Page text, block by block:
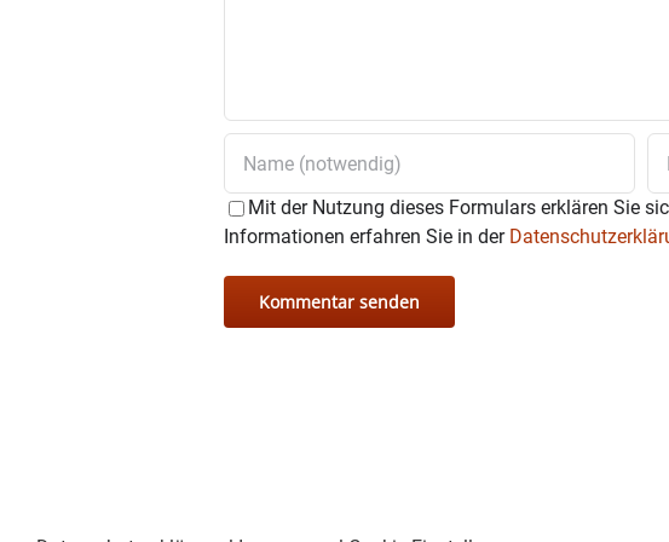
Mit der Nutzung dieses Formulars erklären Sie
Informationen erfahren Sie in der